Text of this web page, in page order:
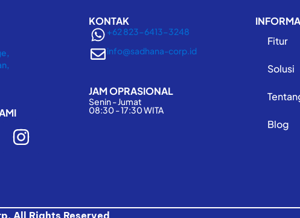
I
n
KONTAK
+62 823-6413-3248
info@sadhana-corp.id
JAM OPRASIONAL
Senin - Jumat
08:30 - 17:30 WITA
Fitur
Solusi
Blog
All Rights Reserved